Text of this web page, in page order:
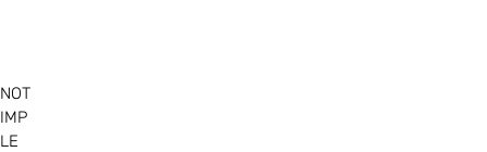
NOT
IMP
LE